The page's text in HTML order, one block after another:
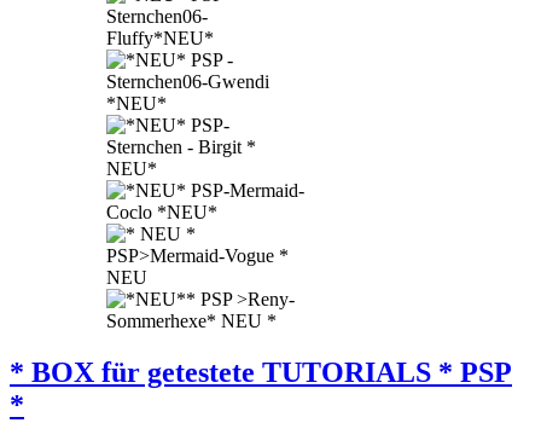
* BOX für getestete TUTORIALS * PSP
*